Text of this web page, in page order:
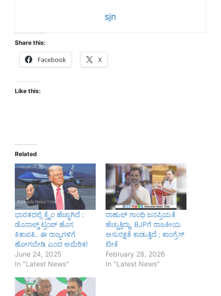
sjn
Share this:
Facebook X
Like this:
Related
ಭಾರತದಲ್ಲಿ ಕ್ರೈಂ ಹೆಚ್ಚಾಗಿದೆ :
ಡೊನಾಲ್ಡ್‌ ಟ್ರಂಪ್ ಹೊಸ
ಕಿತಾಪತಿ.. ಈ ರಾಜ್ಯಗಳಿಗೆ
ಹೋಗಬೇಡಿ ಎಂದ ಅಮೆರಿಕ!
June 24, 2025
In "Latest News"
ರಾಹುಲ್ ಗಾಂಧಿ ಜನಪ್ರಿಯತೆ
ಹೆಚ್ಚುತ್ತಿದ್ದು, BJPಗೆ ರಾಜಕೀಯ
ಅಸುರಕ್ಷತೆ ಕಾಡುತ್ತಿದೆ : ಕಾಂಗ್ರೆಸ್
ಟೀಕೆ
February 28, 2026
In "Latest News"